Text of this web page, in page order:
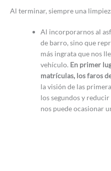
Al terminar, siempre una
Al incorporarnos al
de barro, sino que
más ingrata que nos
vehículo. En primer
matrículas, los faros
la visión de las
los segundos y
nos puede ocasionar